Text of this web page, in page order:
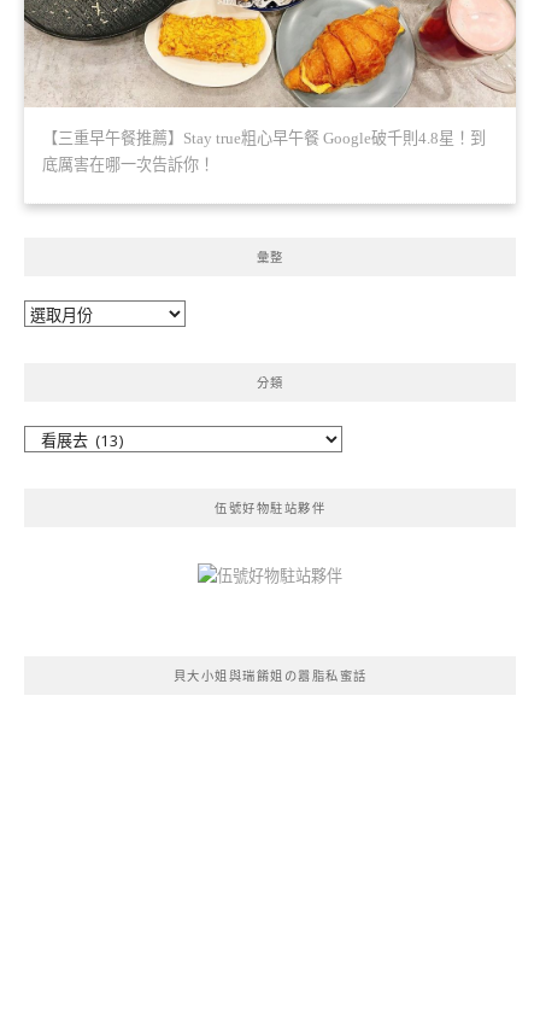
【三重早午餐推薦】Stay true粗心早午餐 Google破千則4.8星！到
底厲害在哪一次告訴你！
彙整
彙
分類
伍號好物駐站夥伴
貝大小姐與瑞餚姐の囂脂私蜜話